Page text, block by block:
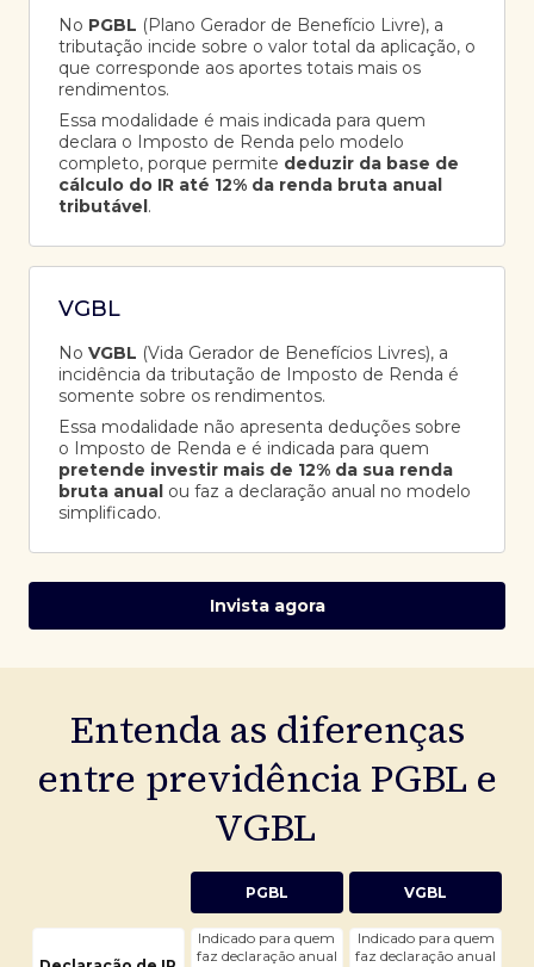
No PGBL (Plano Gerador de Benefício Livre), a
tributação incide sobre o valor total da aplicação, o
que corresponde aos aportes totais mais os
rendimentos.
Essa modalidade é mais indicada para quem
declara o Imposto de Renda pelo modelo
completo, porque permite deduzir da base de
cálculo do IR até 12% da renda bruta anual
tributável.
VGBL
No VGBL (Vida Gerador de Benefícios Livres), a
incidência da tributação de Imposto de Renda é
somente sobre os rendimentos.
Essa modalidade não apresenta deduções sobre
o Imposto de Renda e é indicada para quem
pretende investir mais de 12% da sua renda
bruta anual ou faz a declaração anual no modelo
simplificado.
Invista agora
Entenda as diferenças
entre previdência PGBL e
VGBL
PGBL VGBL
Indicado para quem
faz declaração anual
Indicado para quem
faz declaração anual